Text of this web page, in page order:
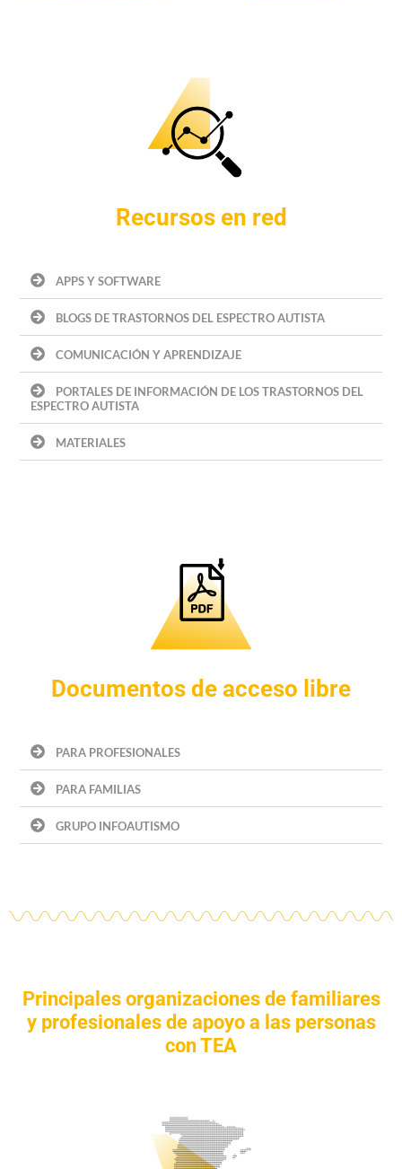
Recursos en red
APPS Y SOFTWARE
BLOGS DE TRASTORNOS DEL ESPECTRO AUTISTA
COMUNICACIÓN Y APRENDIZAJE
PORTALES DE INFORMACIÓN DE LOS TRASTORNOS DEL
ESPECTRO AUTISTA
MATERIALES
Documentos de acceso libre
PARA PROFESIONALES
PARA FAMILIAS
GRUPO INFOAUTISMO
Principales organizaciones de familiares
y profesionales de apoyo a las personas
con TEA